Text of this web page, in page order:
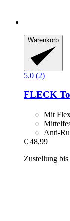
Warenkorb
5.0 (2)
FLECK
Mit
Anti-
€ 48,99
Zustellung